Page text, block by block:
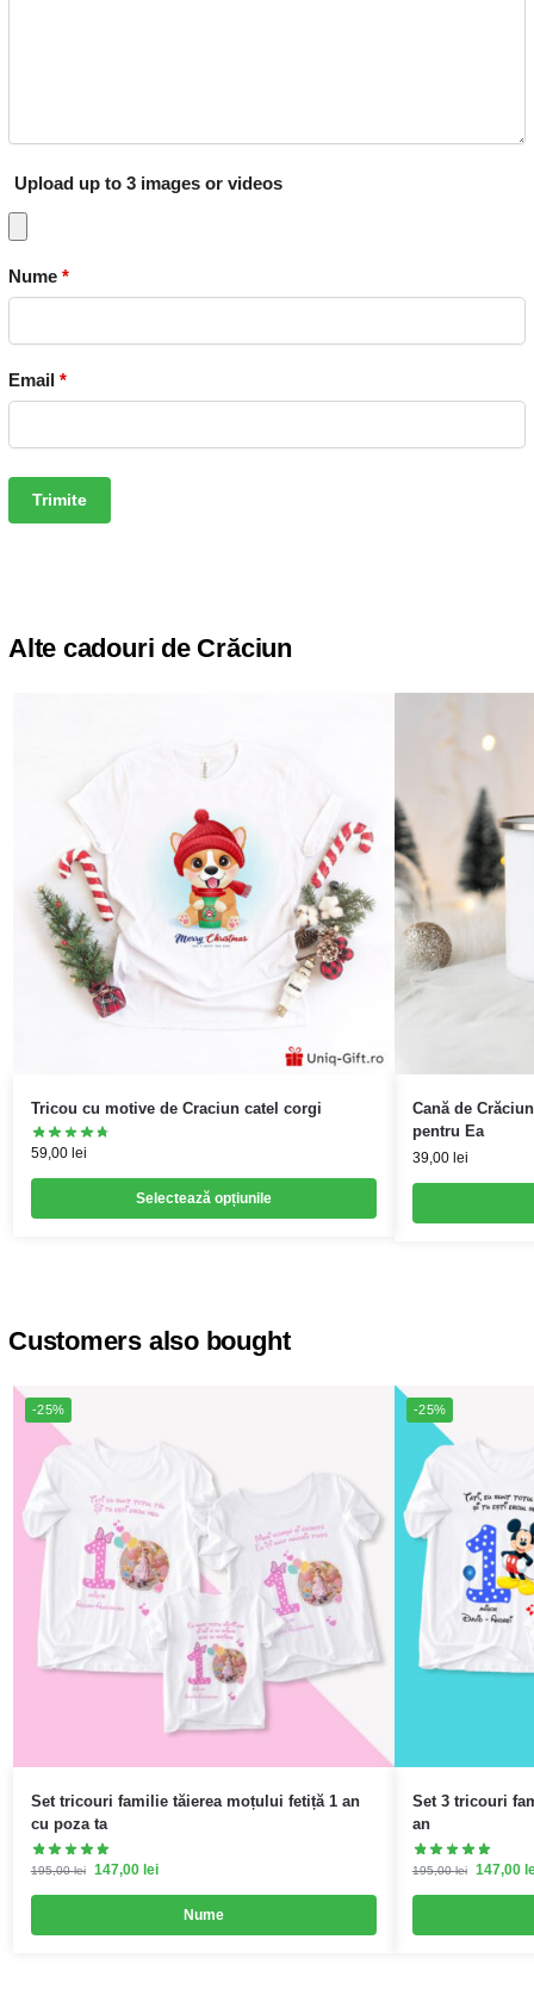
Upload up to 3 images or videos
Nume *
Email *
Alte cadouri de Crăciun
Tricou cu motive de Craciun catel corgi
59,00 lei
Selectează opțiunile
Cană de
pentru Ea
39,00 lei
Customers also bought
-25%
Set tricouri familie tăierea moțului fetiță 1 an
cu poza ta
195,00lei 147,00 lei
Nume
-25%
Set 3 tricouri
an
195,00lei 147,00